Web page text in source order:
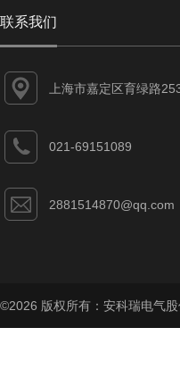
联系我们
上海市嘉定区育绿路
021-69151089
2881514870@qq.com
©2026 版权所有：安科瑞电气